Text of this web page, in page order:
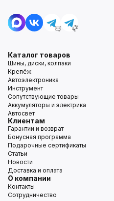
Каталог товаров
Шины, диски, колпаки
Крепёж
Автоэлектроника
Инструмент
Сопутствующие товары
Аккумуляторы и электрика
Автосвет
Клиентам
Гарантии и возврат
Бонусная программа
Подарочные сертификаты
Статьи
Новости
Доставка и оплата
О компании
Контакты
Сотрудничество